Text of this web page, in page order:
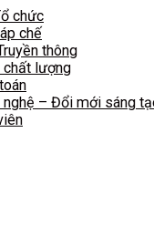
chức
chế
thông
chất lượng
nghệ – Đổi mới sáng